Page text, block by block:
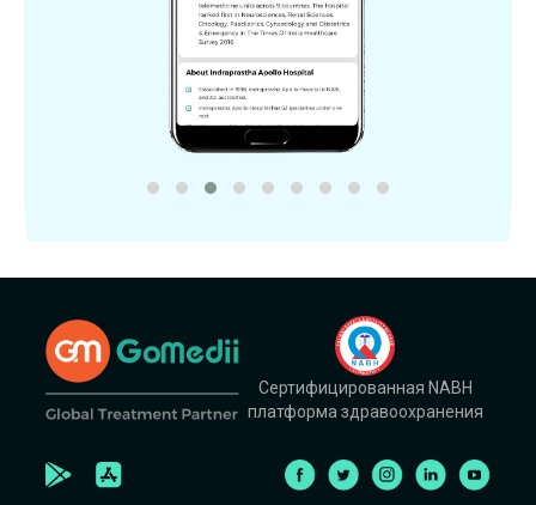
Сертифицированная NABH
платформа здравоохранения